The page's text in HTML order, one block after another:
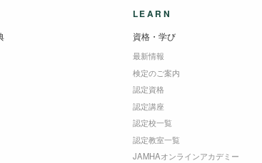
LEARN
資格・学び
最新情報
検定のご案内
認定資格
認定講座
認定校一覧
認定教室一覧
JAMHAオンラインアカデミー